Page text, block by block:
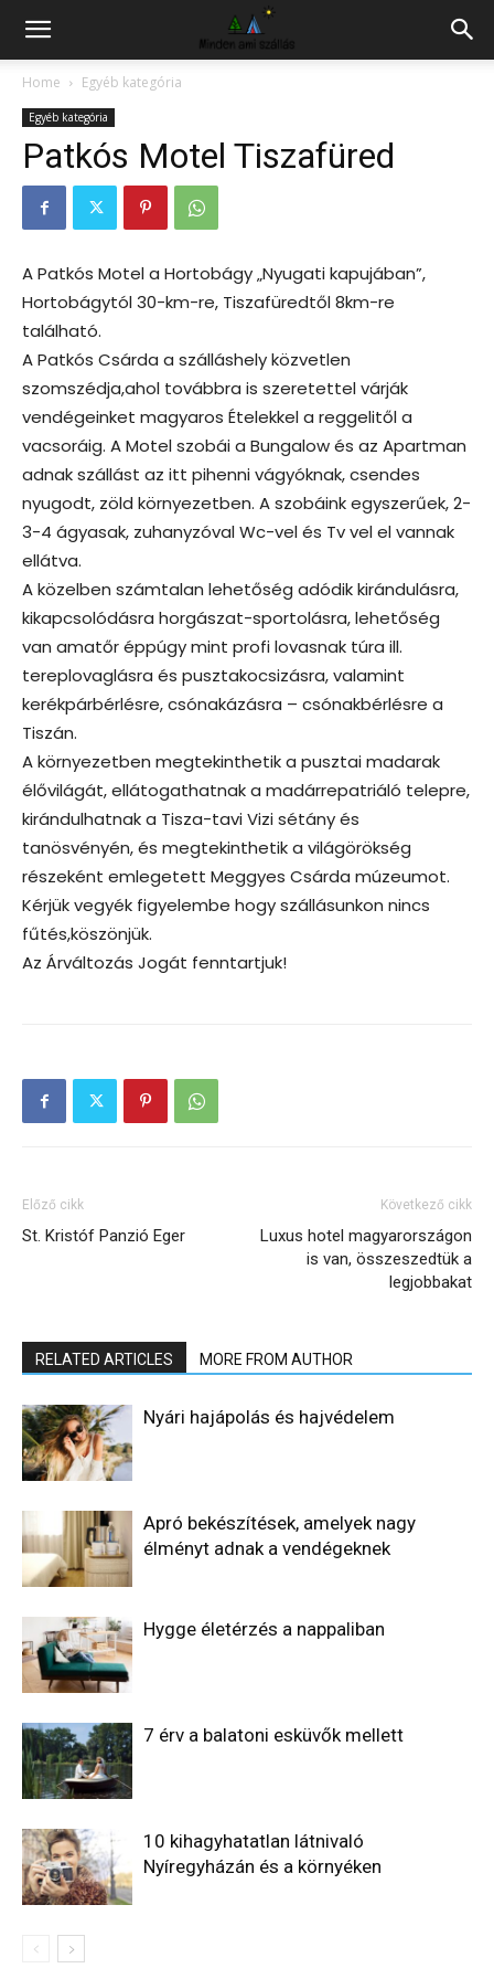
Hazai
szállás
kereső
Home Egyéb kategória
Egyéb kategória
Patkós Motel Tiszafüred
A Patkós Motel a Hortobágy „Nyugati kapujában”,
Hortobágytól 30-km-re, Tiszafüredtől 8km-re
található.
A Patkós Csárda a szálláshely közvetlen
szomszédja,ahol továbbra is szeretettel várják
vendégeinket magyaros Ételekkel a reggelitől a
vacsoráig. A Motel szobái a Bungalow és az Apartman
adnak szállást az itt pihenni vágyóknak, csendes
nyugodt, zöld környezetben. A szobáink egyszerűek, 2-
3-4 ágyasak, zuhanyzóval Wc-vel és Tv vel el vannak
ellátva.
A közelben számtalan lehetőség adódik kirándulásra,
kikapcsolódásra horgászat-sportolásra, lehetőség
van amatőr éppúgy mint profi lovasnak túra ill.
tereplovaglásra és pusztakocsizásra, valamint
kerékpárbérlésre, csónakázásra – csónakbérlésre a
Tiszán.
A környezetben megtekinthetik a pusztai madarak
élővilágát, ellátogathatnak a madárrepatriáló telepre,
kirándulhatnak a Tisza-tavi Vizi sétány és
tanösvényén, és megtekinthetik a világörökség
részeként emlegetett Meggyes Csárda múzeumot.
Kérjük vegyék figyelembe hogy szállásunkon nincs
fűtés,köszönjük.
Az Árváltozás Jogát fenntartjuk!
Előző cikk
St. Kristóf Panzió Eger
Következő cikk
Luxus hotel magyarországon
is van, összeszedtük a
legjobbakat
RELATED ARTICLES MORE FROM AUTHOR
Nyári hajápolás és hajvédelem
Apró bekészítések, amelyek nagy
élményt adnak a vendégeknek
Hygge életérzés a nappaliban
7 érv a balatoni esküvők mellett
10 kihagyhatatlan látnivaló
Nyíregyházán és a környéken